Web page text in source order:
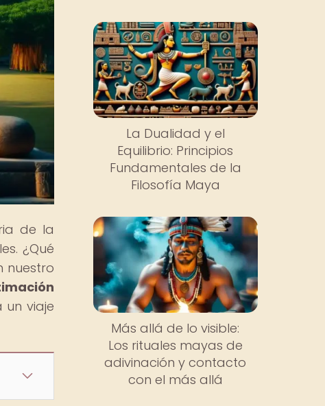
de la
¿Qué
nuestro
un viaje
La Dualidad y el
Equilibrio: Principios
Fundamentales de la
Filosofía Maya
Más allá de lo visible:
Los rituales mayas de
adivinación y contacto
con el más allá